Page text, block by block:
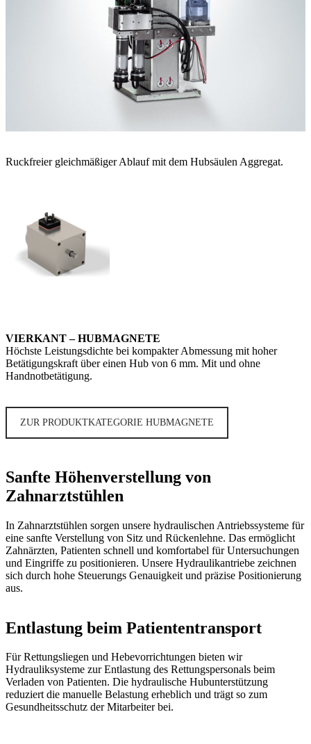
Ruckfreier gleichmäßiger Ablauf mit dem Hubsäulen Aggregat.
VIERKANT – HUBMAGNETE
Höchste Leistungsdichte bei kompakter Abmessung mit hoher
Betätigungskraft über einen Hub von 6 mm. Mit und ohne
Handnotbetätigung.
ZUR PRODUKTKATEGORIE HUBMAGNETE
Sanfte Höhenverstellung von
Zahnarztstühlen
In Zahnarztstühlen sorgen unsere hydraulischen Antriebssysteme für
eine sanfte Verstellung von Sitz und Rückenlehne. Das ermöglicht
Zahnärzten, Patienten schnell und komfortabel für Untersuchungen
und Eingriffe zu positionieren. Unsere Hydraulikantriebe zeichnen
sich durch hohe Steuerungs Genauigkeit und präzise Positionierung
aus.
Entlastung beim Patiententransport
Für Rettungsliegen und Hebevorrichtungen bieten wir
Hydrauliksysteme zur Entlastung des Rettungspersonals beim
Verladen von Patienten. Die hydraulische Hubunterstützung
reduziert die manuelle Belastung erheblich und trägt so zum
Gesundheitsschutz der Mitarbeiter bei.